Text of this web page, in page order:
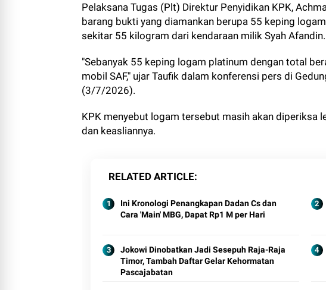
Pelaksana Tugas (Plt) Direktur Penyidikan KPK,
barang bukti yang diamankan berupa 55 keping
sekitar 55 kilogram dari kendaraan milik Syah Afandin.
"Sebanyak 55 keping logam platinum dengan total
mobil SAF," ujar Taufik dalam konferensi pers di
(3/7/2026).
KPK menyebut logam tersebut masih akan diperiksa
dan keasliannya.
RELATED ARTICLE
Ini Kronologi Penangkapan Dadan Cs dan
Cara 'Main' MBG, Dapat Rp1 M per Hari
Jokowi Dinobatkan Jadi Sesepuh Raja-Raja
Timor, Tambah Daftar Gelar Kehormatan
Pascajabatan